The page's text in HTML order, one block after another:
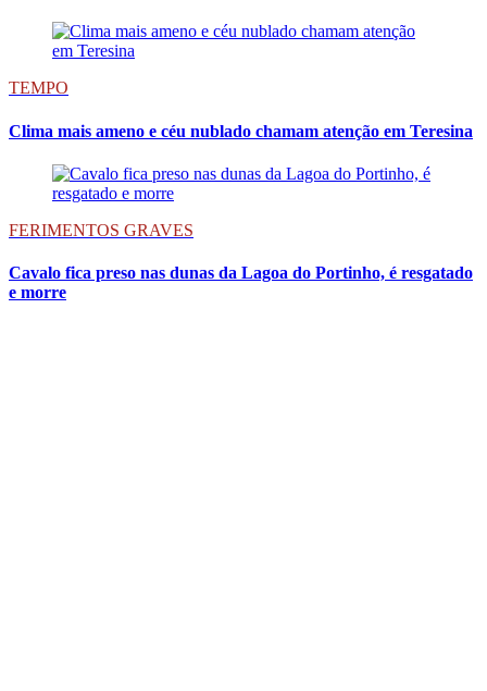
TEMPO
Clima mais ameno e céu nublado chamam atenção em Teresina
FERIMENTOS GRAVES
Cavalo fica preso nas dunas da Lagoa do Portinho, é resgatado
e morre